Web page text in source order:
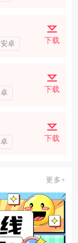
安卓 下载
下载
下载
更多+